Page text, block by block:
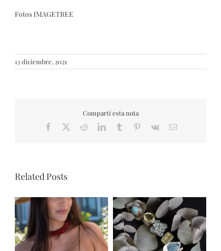
Fotos IMAGETREE
13 diciembre, 2021
Compartí esta nota
Facebook RedditLinkedInTumblr Pinterest
Vk Email
Related Posts